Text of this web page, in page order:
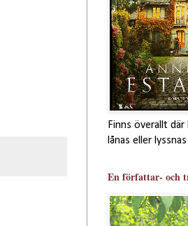
Finns överallt
lånas eller
En författar- och